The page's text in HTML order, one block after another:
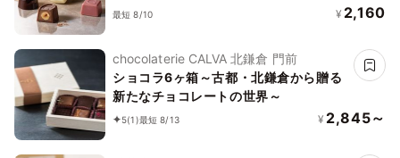
最短 8/10 ¥ 2,160
chocolaterie CALVA 北鎌倉 門前
ショコラ6ヶ箱～古都・北鎌倉から贈る
新たなチョコレートの世界～
5(1)最短 8/13 ¥ 2,845～